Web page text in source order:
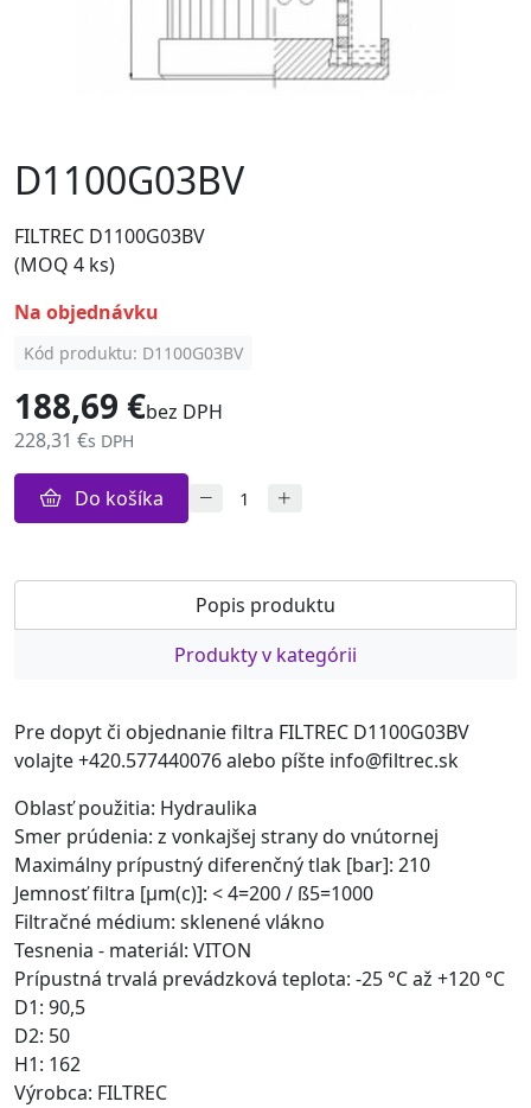
D1100G03BV
FILTREC D1100G03BV
(MOQ 4 ks)
na objednávku
Kód produktu: D1100G03BV
188,69 €bez DPH
228,31 €s DPH
Do košíka
Popis produktu
Produkty v kategórii
Pre dopyt či objednanie filtra FILTREC D1100G03BV
volajte +420.577440076 alebo píšte info@filtrec.sk
Oblasť použitia: Hydraulika
Smer prúdenia: z vonkajšej strany do vnútornej
Maximálny prípustný diferenčný tlak [bar]: 210
Jemnosť filtra [µm(c)]: < 4=200 / ß5=1000
Filtračné médium: sklenené vlákno
Tesnenia - materiál: VITON
Prípustná trvalá prevádzková teplota: -25 °C až +120 °C
D1: 90,5
D2: 50
H1: 162
Výrobca: FILTREC